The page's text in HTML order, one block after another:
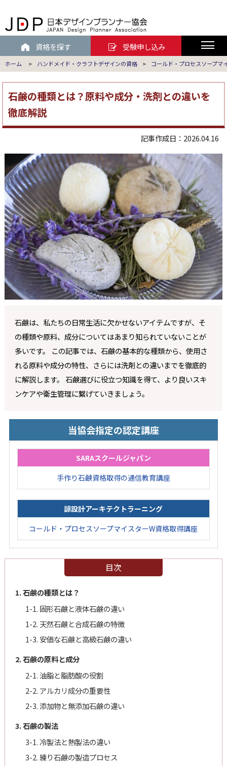
資格を探す 受験申し込み
ホーム > ハンドメイド・クラフトデザインの資格 > コールド・プロセスソープマ
石鹸の種類とは？原料や成分・洗剤との違いを
徹底解説
記事作成日：2026.04.16
石鹸は、私たちの日常生活に欠かせないアイテムですが、そ
の種類や原料、成分についてはあまり知られていないことが
多いです。 この記事では、石鹸の基本的な種類から、使用さ
れる原料や成分の特性、さらには洗剤との違いまでを徹底的
に解説します。 石鹸選びに役立つ知識を得て、より良いスキ
ンケアや衛生管理に繋げていきましょう。
当協会指定の認定講座
SARAスクールジャパン
手作り石鹸資格取得の通信教育講座
諒設計アーキテクトラーニング
コールド・プロセスソープマイスターW資格取得講座
目次
1. 石鹸の種類とは？
1-1. 固形石鹸と液体石鹸の違い
1-2. 天然石鹸と合成石鹸の特徴
1-3. 安価な石鹸と高級石鹸の違い
2. 石鹸の原料と成分
2-1. 油脂と脂肪酸の役割
2-2. アルカリ成分の重要性
2-3. 添加物と無添加石鹸の違い
3. 石鹸の製法
3-1. 冷製法と熱製法の違い
3-2. 練り石鹸の製造プロセス